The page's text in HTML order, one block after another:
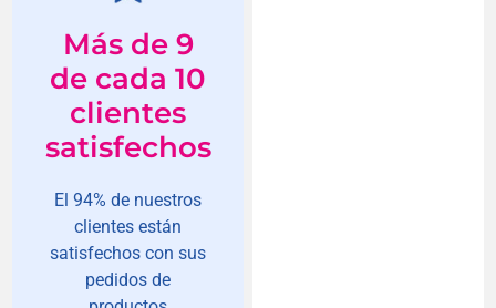
Más de 9
de cada 10
clientes
satisfechos
El 94% de nuestros
clientes están
satisfechos con sus
pedidos de